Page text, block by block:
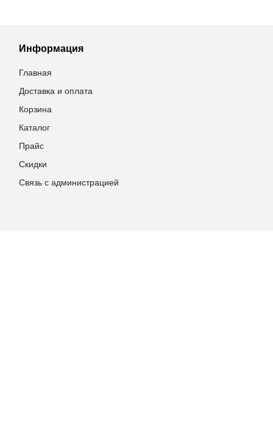
Информация
Главная
Доставка и оплата
Корзина
Каталог
Прайс
Скидки
Связь с администрацией